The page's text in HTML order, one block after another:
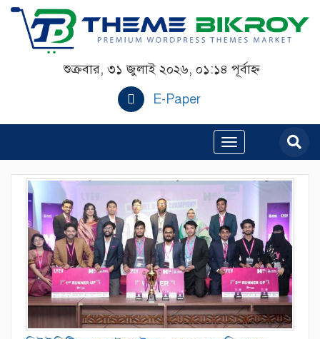
শুক্রবার, ৩১ জুলাই ২০২৬, ০১:১৪ পূর্বাহ্ন
E-Paper
Toggle
navigation